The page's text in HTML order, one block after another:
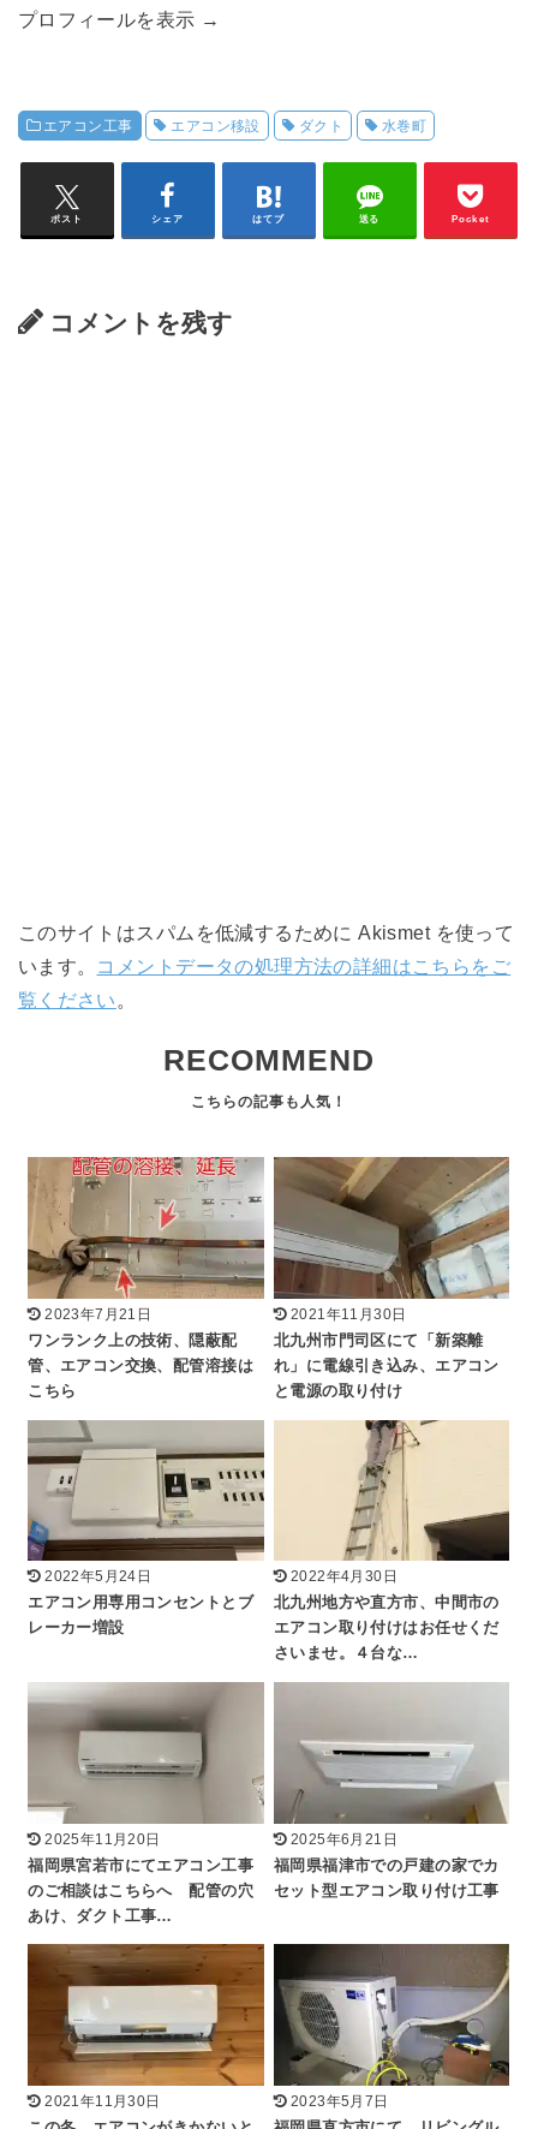
プロフィールを表示 →
エアコン工事 エアコン移設 ダクト 水巻町
ポスト シェア はてブ 送る Pocket
コメントを残す
このサイトはスパムを低減するために Akismet を使って
います。 コメントデータの処理方法の詳細はこちらをご
覧ください 。
RECOMMEND
2023年7月21日
ワンランク上の技術、隠蔽配
管、エアコン交換、配管溶接は
こちら
2021年11月30日
北九州市門司区にて「新築離
れ」に電線引き込み、エアコン
と電源の取り付け
2022年5月24日
エアコン用専用コンセントとブ
レーカー増設
2022年4月30日
北九州地方や直方市、中間市の
エアコン取り付けはお任せくだ
さいませ。４台な…
2025年11月20日
福岡県宮若市にてエアコン工事
のご相談はこちらへ 配管の穴
あけ、ダクト工事…
2025年6月21日
福岡県福津市での戸建の家でカ
セット型エアコン取り付け工事
2021年11月30日
2023年5月7日